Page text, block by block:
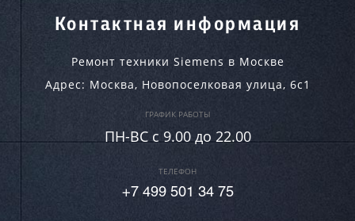
Контактная информация
Ремонт техники Siemens в Москве
Адрес: Москва, Новопоселковая улица, 6с1
ГРАФИК РАБОТЫ
ПН-ВC c 9.00 до 22.00
ТЕЛЕФОН
+7 499 501 34 75